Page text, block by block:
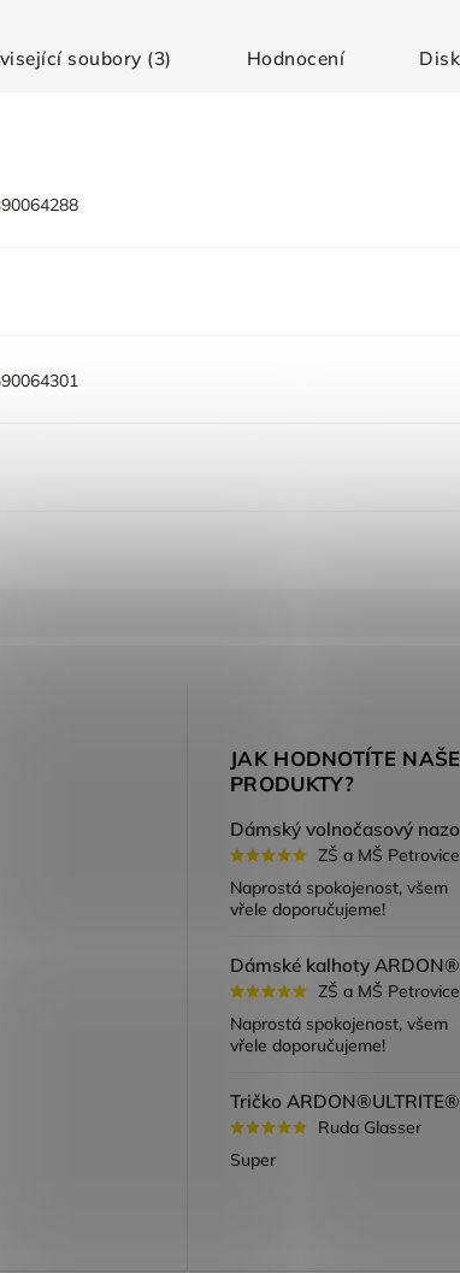
soubory (3) Hodnocení
JAK HODNOTÍTE NAŠE
PRODUKTY?
ZŠ a MŠ Petrovice
Naprostá spokojenost, všem
vřele doporučujeme!
ZŠ a MŠ Petrovice
Naprostá spokojenost, všem
vřele doporučujeme!
Ruda Glasser
Super